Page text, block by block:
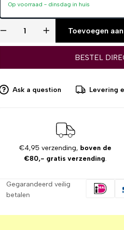
Op voorraad - dinsdag in huis
Toevoegen
BESTEL
Ask a question Levering
€4,95 verzending, boven de
€80,- gratis verzending.
Gegarandeerd veilig
betalen